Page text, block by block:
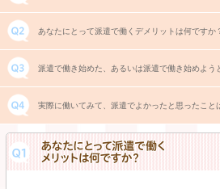
あなたにとって派遣で働くデメリットは何ですか
派遣で働き始めた、あるいは派遣で働き始めよう
実際に働いてみて、派遣でよかったと思ったこと